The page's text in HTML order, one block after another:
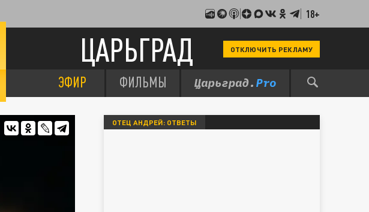
18+
ЦАРЬГРАД ОТКЛЮЧИТЬ РЕКЛАМУ
ЭФИР ФИЛЬМЫ
ОТЕЦ АНДРЕЙ: ОТВЕТЫ